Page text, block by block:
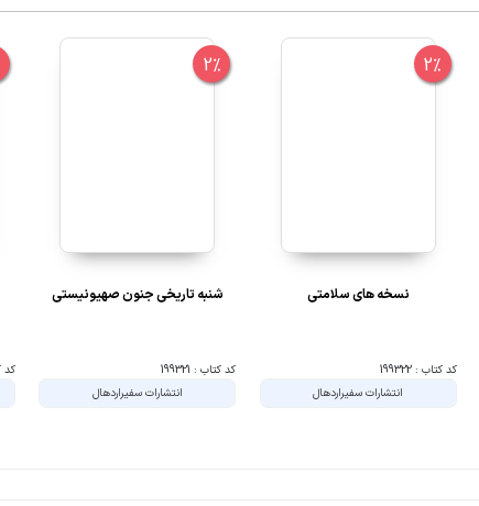
2%
نسخه های سلامتی
کد کتاب : 199322
انتشارات سفیراردهال
2%
شنبه تاریخی جنون صهیونیستی
کد کتاب : 199321
انتشارات سفیراردهال
کد